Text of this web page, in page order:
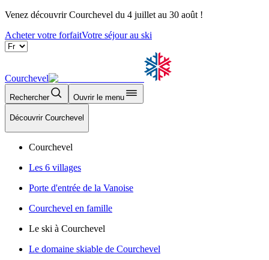
Venez découvrir Courchevel du 4 juillet au 30 août !
Acheter votre forfaitVotre séjour au ski
Courchevel
Rechercher Ouvrir le menu
Découvrir Courchevel
Courchevel
Les 6 villages
Porte d'entrée de la Vanoise
Courchevel en famille
Le ski à Courchevel
Le domaine skiable de Courchevel